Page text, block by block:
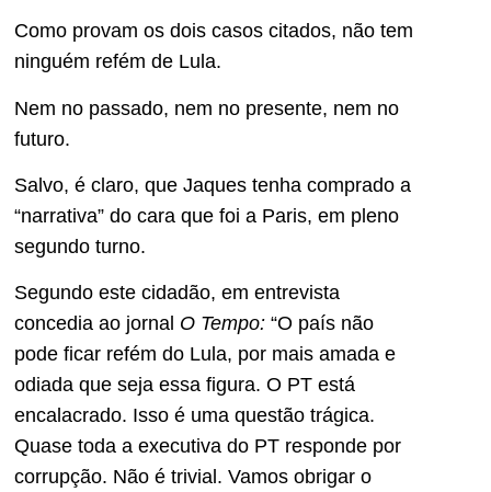
Como provam os dois casos citados, não tem
ninguém refém de Lula.
Nem no passado, nem no presente, nem no
futuro.
Salvo, é claro, que Jaques tenha comprado a
“narrativa” do cara que foi a Paris, em pleno
segundo turno.
Segundo este cidadão, em entrevista
concedia ao jornal O Tempo: “O país não
pode ficar refém do Lula, por mais amada e
odiada que seja essa figura. O PT está
encalacrado. Isso é uma questão trágica.
Quase toda a executiva do PT responde por
corrupção. Não é trivial. Vamos obrigar o